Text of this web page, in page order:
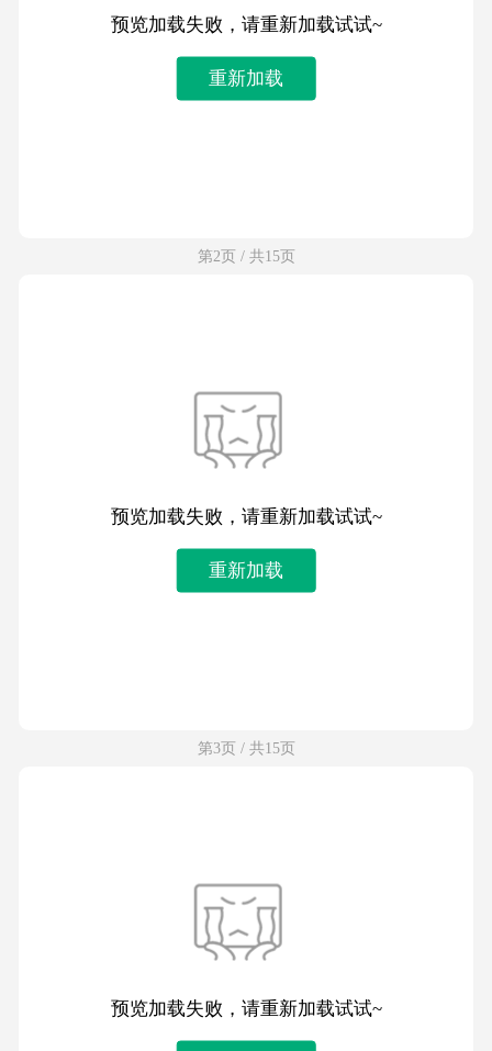
预览加载失败，请重新加载试试~
重新加载
第2页 / 共15页
预览加载失败，请重新加载试试~
重新加载
第3页 / 共15页
预览加载失败，请重新加载试试~